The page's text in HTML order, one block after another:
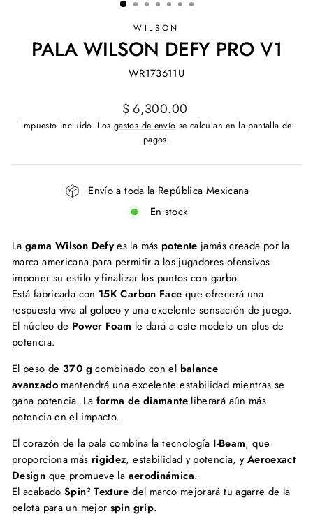
WILSON
PALA WILSON DEFY PRO V1
WR173611U
Precio
habitual
$ 6,300.00
Impuesto incluido. Los gastos de envío se calculan en la pantalla de
pagos.
Envío a toda la República Mexicana
En stock
La gama Wilson Defyes la más potente jamás creada por la
marca americana para permitir a los jugadores ofensivos
imponer su estilo y finalizar los puntos con garbo.
Está fabricada con 15K Carbon Face que ofrecerá una
respuesta viva al golpeo y una excelente sensación de juego.
El núcleo de Power Foam le dará a este modelo un plus de
potencia.
El peso de 370 g combinado con el balance
avanzado mantendrá una excelente estabilidad mientras se
gana potencia. La forma de diamante liberará aún más
potencia en el impacto.
El corazón de la pala combina la tecnología I-Beam, que
proporciona más rigidez, estabilidad y potencia, y Aeroexact
Design que promueve la aerodinámica.
El acabado Spin² Texture del marco mejorará tu agarre de la
pelota para un mejor spin grip.